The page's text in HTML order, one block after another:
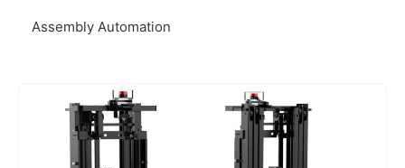
Assembly Automation